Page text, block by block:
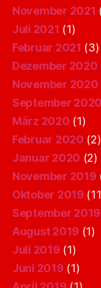
November 2021
Juli 2021 (1)
Februar 2021 (3)
Dezember 2020
November 2020
September 2020
März 2020 (1)
Februar 2020 (2)
Januar 2020 (2)
November 2019
Oktober 2019
September 2019
August 2019 (1)
Juli 2019 (1)
Juni 2019 (1)